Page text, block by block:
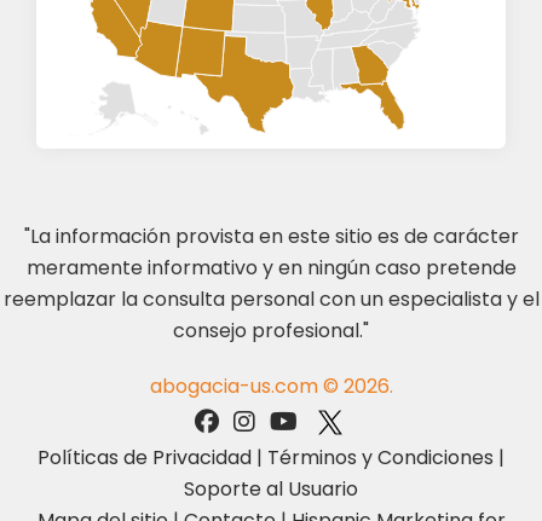
"La información provista en este sitio es de carácter
meramente informativo y en ningún caso pretende
reemplazar la consulta personal con un especialista y el
consejo profesional."
abogacia-us.com © 2026.
Políticas de Privacidad | Términos y Condiciones |
Soporte al Usuario